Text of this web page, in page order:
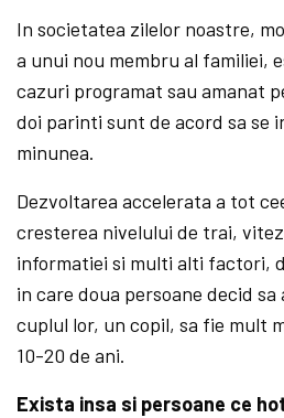
In societatea zilelor noastre,
a unui nou membru al familiei,
cazuri programat sau amanat
doi parinti sunt de acord sa se
minunea.
Dezvoltarea accelerata a tot
cresterea nivelului de trai,
informatiei si multi alti factori,
in care doua persoane decid sa
cuplul lor, un copil, sa fie mult
10-20 de ani.
Exista insa si persoane ce